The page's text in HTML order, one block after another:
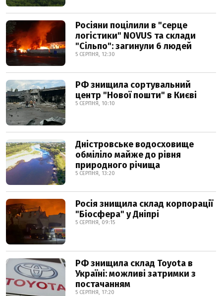
Росіяни поцілили в "серце
логістики" NOVUS та склади
"Сільпо": загинули 6 людей
5 СЕРПНЯ, 12:30
РФ знищила сортувальний
центр "Нової пошти" в Києві
5 СЕРПНЯ, 10:10
Дністровське водосховище
обміліло майже до рівня
природного річища
5 СЕРПНЯ, 13:20
Росія знищила склад корпорації
"Біосфера" у Дніпрі
5 СЕРПНЯ, 09:15
РФ знищила склад Toyota в
Україні: можливі затримки з
постачанням
5 СЕРПНЯ, 17:20